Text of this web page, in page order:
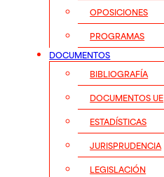
OPOSICIONES
PROGRAMAS
DOCUMENTOS
BIBLIOGRAFÍA
DOCUMENTOS UE
ESTADÍSTICAS
JURISPRUDENCIA
LEGISLACIÓN